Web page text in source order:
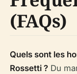
(FAQs)
Quels sont les
Rossetti ? Du